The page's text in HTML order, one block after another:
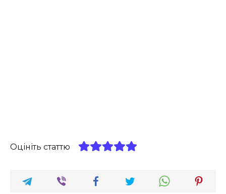
Оцініть статтю